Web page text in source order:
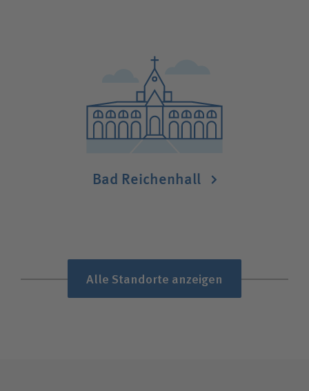
Bad Reichenhall
Alle Standorte anzeigen